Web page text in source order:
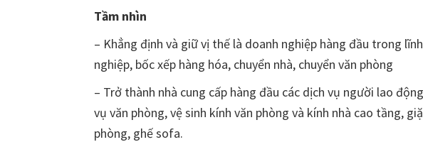
Tầm nhìn
– Khẳng định và giữ vị thế là doanh nghiệp hàng đầu trong
nghiệp, bốc xếp hàng hóa, chuyển nhà, chuyển văn phòng
– Trở thành nhà cung cấp hàng đầu các dịch vụ người lao
vụ văn phòng, vệ sinh kính văn phòng và kính nhà cao tầng,
phòng, ghế sofa.